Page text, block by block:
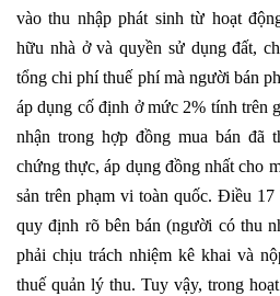
vào thu nhập phát sinh từ hoạt
hữu nhà ở và quyền sử dụng đất,
tổng chi phí thuế phí mà người bán
áp dụng cố định ở mức 2% tính trên
nhận trong hợp đồng mua bán đã
chứng thực, áp dụng đồng nhất cho
sản trên phạm vi toàn quốc. Điều
quy định rõ bên bán (người có thu
phải chịu trách nhiệm kê khai và
thuế quản lý thu. Tuy vậy, trong